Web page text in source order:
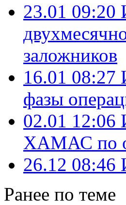
23.01 09:20
заложников
16.01 08:27
фазы
02.01 12:06
ХАМАС по
26.12 08:46
Ранее по теме